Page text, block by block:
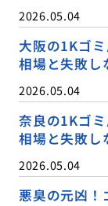
2026.05.04
大阪の1Kゴ
相場と失敗し
2026.05.04
奈良の1Kゴ
相場と失敗し
2026.05.04
悪臭の元凶！